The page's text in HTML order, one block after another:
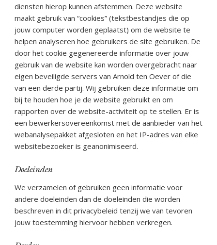
diensten hierop kunnen afstemmen. Deze website
maakt gebruik van “cookies” (tekstbestandjes die op
jouw computer worden geplaatst) om de website te
helpen analyseren hoe gebruikers de site gebruiken. De
door het cookie gegenereerde informatie over jouw
gebruik van de website kan worden overgebracht naar
eigen beveiligde servers van Arnold ten Oever of die
van een derde partij. Wij gebruiken deze informatie om
bij te houden hoe je de website gebruikt en om
rapporten over de website-activiteit op te stellen. Er is
een bewerkersovereenkomst met de aanbieder van het
webanalysepakket afgesloten en het IP-adres van elke
websitebezoeker is geanonimiseerd.
Doeleinden
We verzamelen of gebruiken geen informatie voor
andere doeleinden dan de doeleinden die worden
beschreven in dit privacybeleid tenzij we van tevoren
jouw toestemming hiervoor hebben verkregen.